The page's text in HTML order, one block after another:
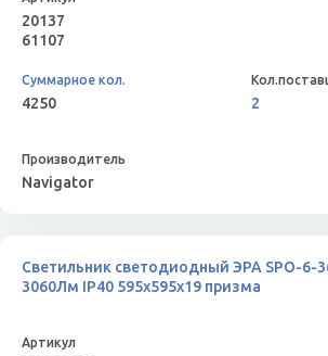
20137
61107
4250 2
Navigator
Светильник светодиодный ЭРА SPO-6-
3060Лм IP40 595x595x19 призма